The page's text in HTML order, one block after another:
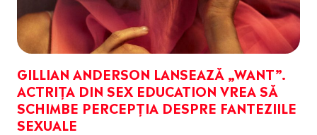
GILLIAN ANDERSON LANSEAZĂ „WANT”.
ACTRIȚA DIN SEX EDUCATION VREA SĂ
SCHIMBE PERCEPȚIA DESPRE FANTEZIILE
SEXUALE